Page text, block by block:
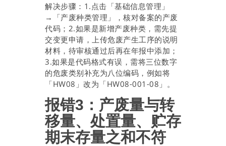
解决步骤：1.点击「基础信息管理」
→「产废种类管理」，核对备案的产废
代码；2.如果是新增产废种类，需先提
交变更申请，上传危废产生工序的说明
材料，待审核通过后再在年报中添加；
3.如果是代码格式有误，需将三位数字
的危废类别补充为八位编码，例如将
「HW08」改为「HW08-001-08」。
报错3：产废量与转
移量、处置量、贮存
期末存量之和不符